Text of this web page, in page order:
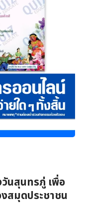
นสุนทรภู่ เพื่อ
สมุดประชาชน